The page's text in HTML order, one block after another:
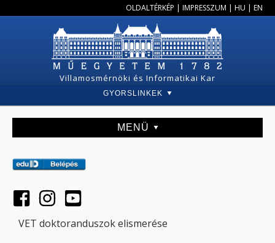
OLDALTÉRKÉP | IMPRESSZUM | HU | EN
Villamosmérnöki és Informatikai Kar
GYORSLINKEK
MENÜ
VET doktoranduszok elismerése